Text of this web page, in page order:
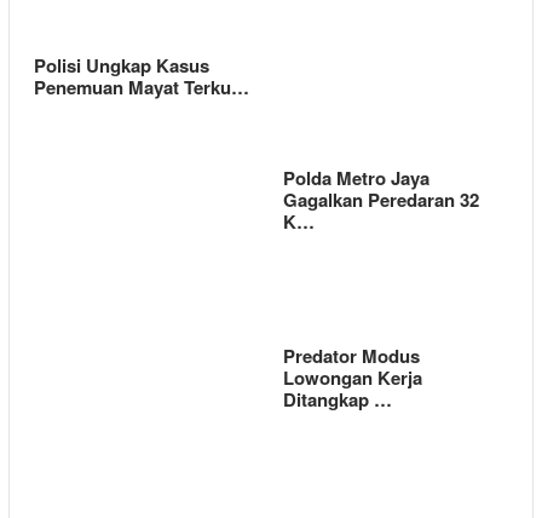
Polisi Ungkap Kasus
Penemuan Mayat Terku…
Polda Metro Jaya
Gagalkan Peredaran 32
K…
Predator Modus
Lowongan Kerja
Ditangkap …